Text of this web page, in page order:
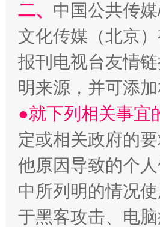
解纷+调解+退费，一次搞定
站台名比不上好声名
二、 中国公共传
文化传媒（北京
报刊电视台友情
明来源，并可添加
●就下列相关事
定或相关政府的
他原因导致的个人
中所列明的情况
于黑客攻击、电